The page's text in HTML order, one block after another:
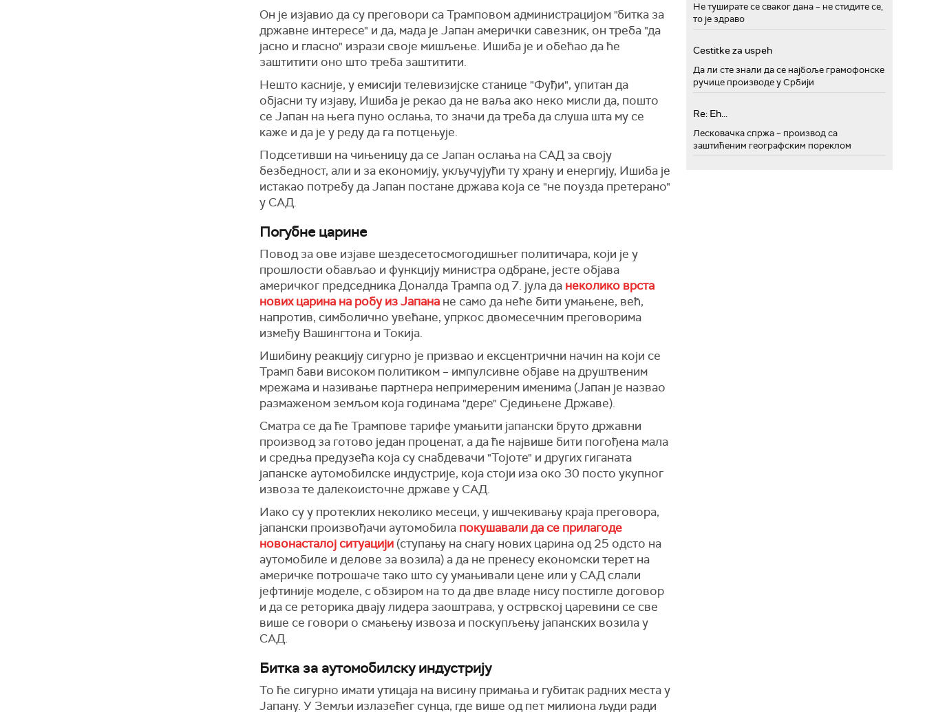
Он је изјавио да су преговори са Трамповом администрацијом "битка за
државне интересе" и да, мада је Јапан амерички савезник, он треба "да
јасно и гласно" изрази своје мишљење. Ишиба је и обећао да ће
заштитити оно што треба заштитити.
Нешто касније, у емисији телевизијске станице "Фуђи", упитан да
објасни ту изјаву, Ишиба је рекао да не ваља ако неко мисли да, пошто
се Јапан на њега пуно ослања, то значи да треба да слуша шта му се
каже и да је у реду да га потцењује.
Подсетивши на чињеницу да се Јапан ослања на САД за своју
безбедност, али и за економију, укључујући ту храну и енергију, Ишиба је
истакао потребу да Јапан постане држава која се "не поузда претерано"
у САД.
Погубне царине
Повод за ове изјаве шездесетосмогодишњег политичара, који је у
прошлости обављао и функцију министра одбране, јесте објава
америчког председника Доналда Трампа од 7. јула да неколико врста
нових царина на робу из Јапана не само да неће бити умањене, већ,
напротив, симболично увећане, упркос двомесечним преговорима
између Вашингтона и Токија.
Ишибину реакцију сигурно је призвао и ексцентрични начин на који се
Трамп бави високом политиком – импулсивне објаве на друштвеним
мрежама и називање партнера непримереним именима (Јапан је назвао
размаженом земљом која годинама "дере" Сједињене Државе).
Сматра се да ће Трампове тарифе умањити јапански бруто државни
производ за готово један проценат, а да ће највише бити погођена мала
и средња предузећа која су снабдевачи "Тојоте" и других гиганата
јапанске аутомобилске индустрије, која стоји иза око 30 посто укупног
извоза те далекоисточне државе у САД.
Иако су у протеклих неколико месеци, у ишчекивању краја преговора,
јапански произвођачи аутомобила покушавали да се прилагоде
новонасталој ситуацији (ступању на снагу нових царина од 25 одсто на
аутомобиле и делове за возила) а да не пренесу економски терет на
америчке потрошаче тако што су умањивали цене или у САД слали
јефтиније моделе, с обзиром на то да две владе нису постигле договор
и да се реторика двају лидера заоштрава, у острвској царевини се све
више се говори о смањењу извоза и поскупљењу јапанских возила у
САД.
Битка за аутомобилску индустрију
То ће сигурно имати утицаја на висину примања и губитак радних места у
Јапану. У Земљи излазећег сунца, где више од пет милиона људи ради
Не туширате се сваког дана – не стидите се,
то је здраво
Cestitke za uspeh
Да ли сте знали да се најбоље грамофонске
ручице производе у Србији
Re: Eh...
Лесковачка спржа – производ са
заштићеним географским пореклом